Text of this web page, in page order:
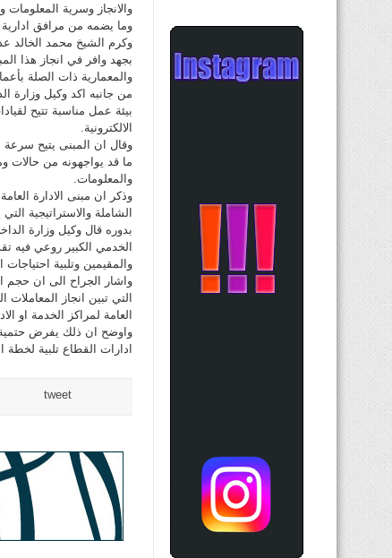
والانجاز وسرية المعلومات
وما يضمه من مرافق
وكرم الشيخ محمد الخالد
بجهد وافر في انجاز هذا
والمعمارية ذات الصلة
من جانبه اكد وكيل وزارة
بيئة عمل مناسبة تتيح
الالكترونية.
وقال ان المبنى يتيح سرعة
ما قد يواجهونه من حالات
والمعلومات.
وذكر ان مبنى الادارة
الشاملة والاستراتيجية
بدوره قال وكيل وزارة
الخدمي الكبير روعي فيه
والمقيمين وتلبية
واشار الجراح الى ان حجم
التي تبين انجاز
العامة لمراكز الخدمة او
واوضح ان ذلك يفرض حتمية
ادارات القطاع تلبية لخطة
tweet